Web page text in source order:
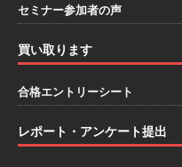
鋼材加
ルテック
セミナー参加者の声
買い取ります
合格エントリーシート
レポート・アンケート提出